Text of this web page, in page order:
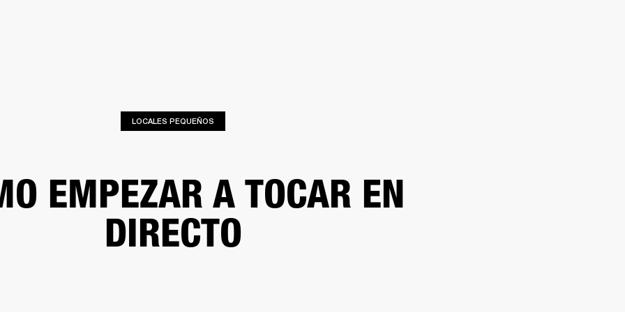
LOCALES PEQUEÑOS
EMPEZAR A TOCAR EN
DIRECTO